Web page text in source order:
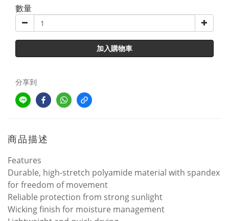
數量
加入購物車
分享到
商品描述
Features
Durable, high-stretch polyamide material with spandex
for freedom of movement
Reliable protection from strong sunlight
Wicking finish for moisture management